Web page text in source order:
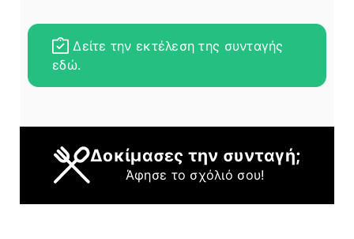
Δείτε την εκτέλεση της συνταγής
εδώ.
Δοκίμασες την συνταγή;
Άφησε το σχόλιό σου!